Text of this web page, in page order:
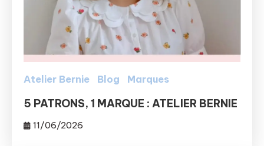
Atelier Bernie Blog Marques
5 PATRONS, 1 MARQUE : ATELIER BERNIE
11/06/2026